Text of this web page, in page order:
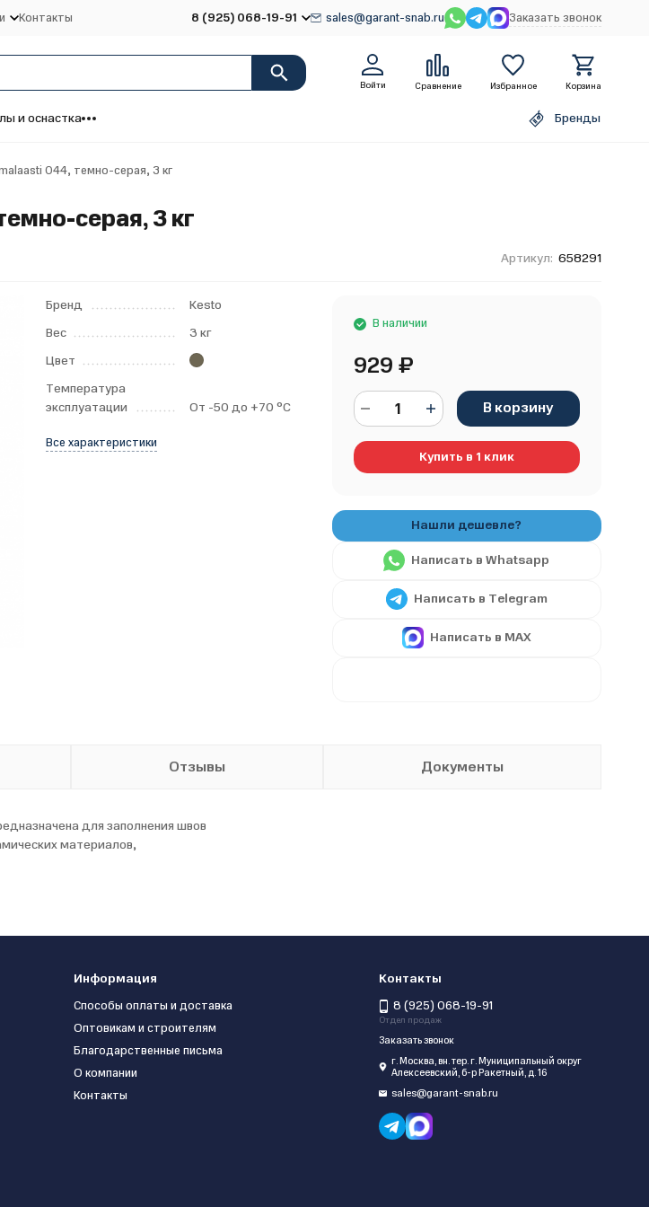
Контакты 8 (925) 068-19-91 sales@garant-snab.ru Заказать звонок
Войти Сравнение Избранное Корзина
и оснастка Бренды
044, темно-серая, 3 кг
серая, 3 кг
Артикул: 658291
Бренд
Kesto
Вес
3 кг
Цвет
Температура
эксплуатации
От -50 до +70 °С
Все характеристики
В наличии
929 ₽
В корзину
Купить в 1 клик
Написать в Whatsapp
Написать в Telegram
Написать в MAX
Отзывы Документы
для заполнения швов
материалов,
Информация
Способы оплаты и доставка
Оптовикам и строителям
Благодарственные письма
О компании
Контакты
Контакты
8 (925) 068-19-91
Отдел продаж
Заказать звонок
г. Москва, вн. тер. г. Муниципальный округ
Алексеевский, б-р Ракетный, д. 16
sales@garant-snab.ru